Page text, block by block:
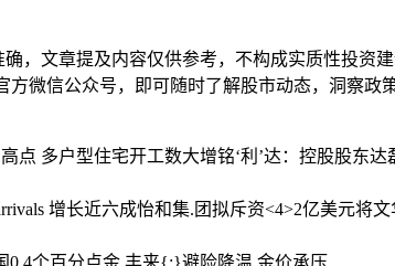
，文章提及内容仅供参考，不构成实质性投资
微信公众号，即可随时了解股市动态，洞察政
点 多户型住宅开工数大增铭‘利’达：控股股东
增长近六成怡和集.团拟斥资<4>2亿美元将